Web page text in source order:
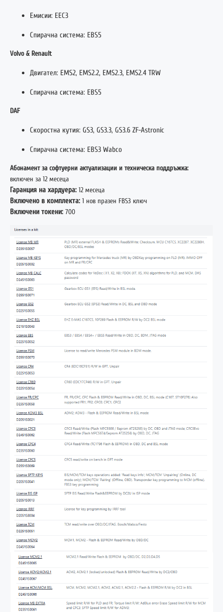
Емисии: EEC3
Спирачна система: EBS5
Volvo & Renault
Двигател: EMS2, EMS2.2, EMS2.3, EMS2.4 TRW
Спирачна система: EBS5
DAF
Скоростна кутия: GS3, GS3.3, GS3.6 ZF-Astronic
Спирачна система: EBS3 Wabco
Абонамент за софтуерни актуализации и техническа поддръжка:
включен за 12 месеца
Гаранция на хардуера: 12 месеца
Включено в комплекта: 1 нов празен FBS3 ключ
Включени токени: 700